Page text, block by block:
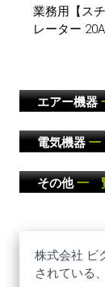
業務用【ス
レーター 20A
エアー機器
電気機器
その他一
株式会社 ビ
されている